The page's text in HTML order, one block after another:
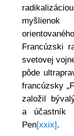
myšlienok
Francúzski
svetovej
pôde
francúzsky
založil
a účastník
Pen[xxix].